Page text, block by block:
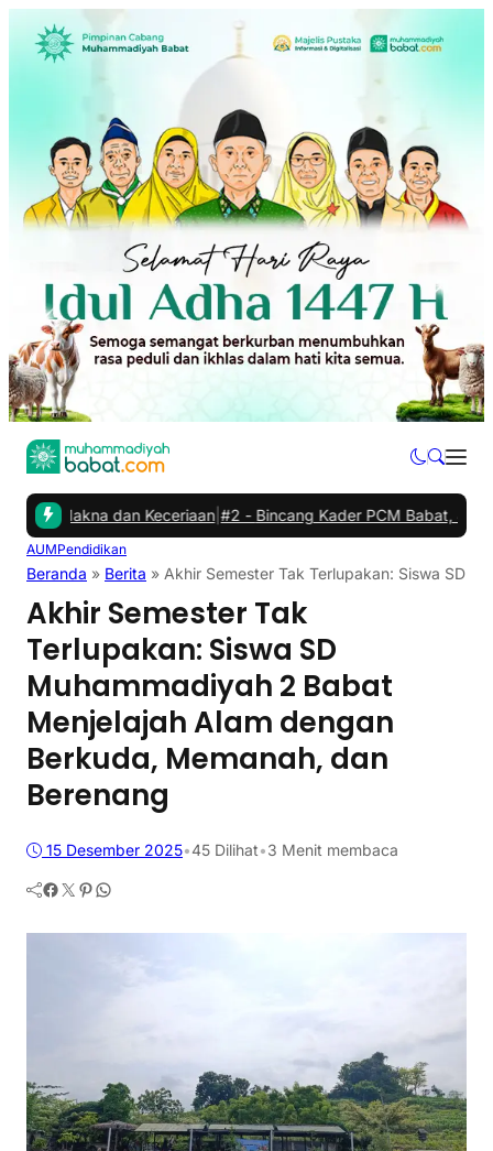
dan Keceriaan|#2 -Bincang Kader PCM Babat, Jembatani
AUMPendidikan
Beranda » Berita » Akhir Semester Tak Terlupakan: Siswa SD
Akhir Semester Tak
Terlupakan: Siswa SD
Muhammadiyah 2 Babat
Menjelajah Alam dengan
Berkuda, Memanah, dan
Berenang
15 Desember 2025•45 Dilihat•3 Menit membaca
Facebook Twitter Pinterest WhatsApp